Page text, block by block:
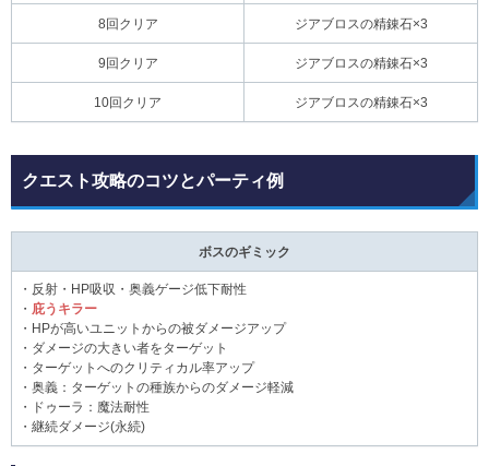
8回クリア ジアブロスの精錬石×3
9回クリア ジアブロスの精錬石×3
10回クリア ジアブロスの精錬石×3
クエスト攻略のコツとパーティ例
ボスのギミック
・反射・HP吸収・奥義ゲージ低下耐性
・ 庇うキラー
・HPが高いユニットからの被ダメージアップ
・ダメージの大きい者をターゲット
・ターゲットへのクリティカル率アップ
・奥義：ターゲットの種族からのダメージ軽減
・ドゥーラ：魔法耐性
・継続ダメージ(永続)